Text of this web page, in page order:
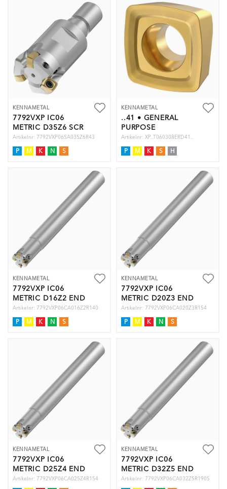
KENNAMETAL
7792VXP IC06
METRIC D35Z6 SCR
Artikelnr: 7792VXP06SA035Z6R43
P M K N S
KENNAMETAL
..41 • GENERAL
PURPOSE
Artikelnr: XP..T060308ERD41..
P M K S H
KENNAMETAL
7792VXP IC06
METRIC D16Z2 END
Artikelnr: 7792VXP06CA016Z2R140
P M K N S
KENNAMETAL
7792VXP IC06
METRIC D20Z3 END
Artikelnr: 7792VXP06CA020Z3R154
P M K N S
KENNAMETAL
7792VXP IC06
METRIC D25Z4 END
Artikelnr: 7792VXP06CA025Z4R154
KENNAMETAL
7792VXP IC06
METRIC D32Z5 END
Artikelnr: 7792VXP06CA032Z5R190S